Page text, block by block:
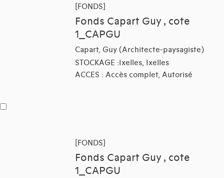
[FONDS]
Fonds Capart Guy , cote
1_CAPGU
Capart, Guy (Architecte-paysagiste)
STOCKAGE :Ixelles, Ixelles
ACCES : Accès complet, Autorisé
[FONDS]
Fonds Capart Guy , cote
1_CAPGU